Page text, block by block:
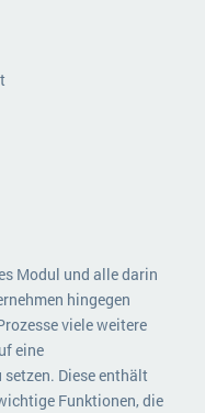
Modul und alle darin
hingegen
viele weitere
eine
Diese enthält
Funktionen, die